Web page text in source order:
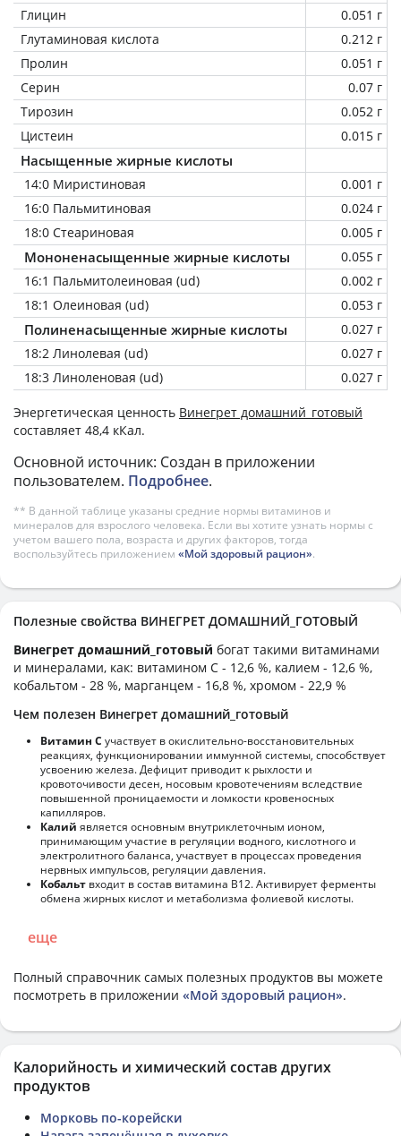
Глицин
0.051 г
Глутаминовая кислота
0.212 г
Пролин
0.051 г
Серин
0.07 г
Тирозин
0.052 г
Цистеин
0.015 г
Насыщенные жирные кислоты
14:0 Миристиновая
0.001 г
16:0 Пальмитиновая
0.024 г
18:0 Стеариновая
0.005 г
Мононенасыщенные жирные кислоты
0.055 г
16:1 Пальмитолеиновая (ud)
0.002 г
18:1 Олеиновая (ud)
0.053 г
Полиненасыщенные жирные кислоты
0.027 г
18:2 Линолевая (ud)
0.027 г
18:3 Линоленовая (ud)
0.027 г
Энергетическая ценность Винегрет домашний_готовый
составляет 48,4 кКал.
Основной источник: Создан в приложении
пользователем. Подробнее.
** В данной таблице указаны средние нормы витаминов и
минералов для взрослого человека. Если вы хотите узнать нормы с
учетом вашего пола, возраста и других факторов, тогда
воспользуйтесь приложением «Мой здоровый рацион».
Полезные свойства ВИНЕГРЕТ ДОМАШНИЙ_ГОТОВЫЙ
Винегрет домашний_готовый богат такими витаминами
и минералами, как: витамином C - 12,6 %, калием - 12,6 %,
кобальтом - 28 %, марганцем - 16,8 %, хромом - 22,9 %
Чем полезен Винегрет домашний_готовый
Витамин С участвует в окислительно-восстановительных
реакциях, функционировании иммунной системы, способствует
усвоению железа. Дефицит приводит к рыхлости и
кровоточивости десен, носовым кровотечениям вследствие
повышенной проницаемости и ломкости кровеносных
капилляров.
Калий является основным внутриклеточным ионом,
принимающим участие в регуляции водного, кислотного и
электролитного баланса, участвует в процессах проведения
нервных импульсов, регуляции давления.
Кобальт входит в состав витамина В12. Активирует ферменты
обмена жирных кислот и метаболизма фолиевой кислоты.
еще
Полный справочник самых полезных продуктов вы можете
посмотреть в приложении «Мой здоровый рацион».
Калорийность и химический состав других
продуктов
Морковь по-корейски